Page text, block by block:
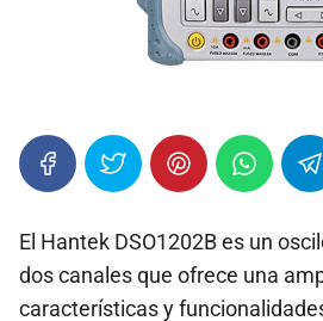
El Hantek DSO1202B es un
dos canales que ofrece una
características y